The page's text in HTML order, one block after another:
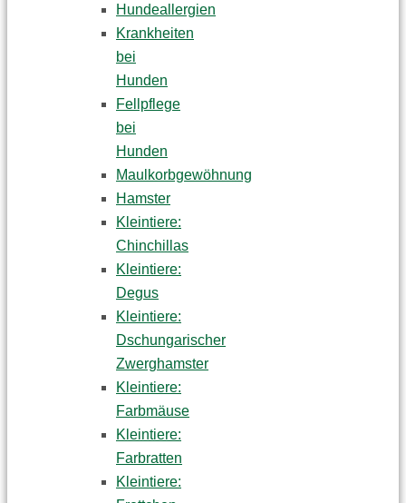
Hundeallergien
Krankheiten
bei
Hunden
Fellpflege
bei
Hunden
Maulkorbgewöhnung
Hamster
Kleintiere:
Chinchillas
Kleintiere:
Degus
Kleintiere:
Dschungarischer
Zwerghamster
Kleintiere:
Farbmäuse
Kleintiere:
Farbratten
Kleintiere: